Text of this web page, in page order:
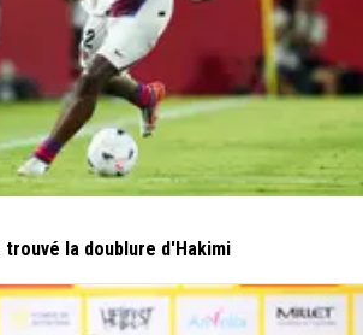
trouvé la doublure d'Hakimi